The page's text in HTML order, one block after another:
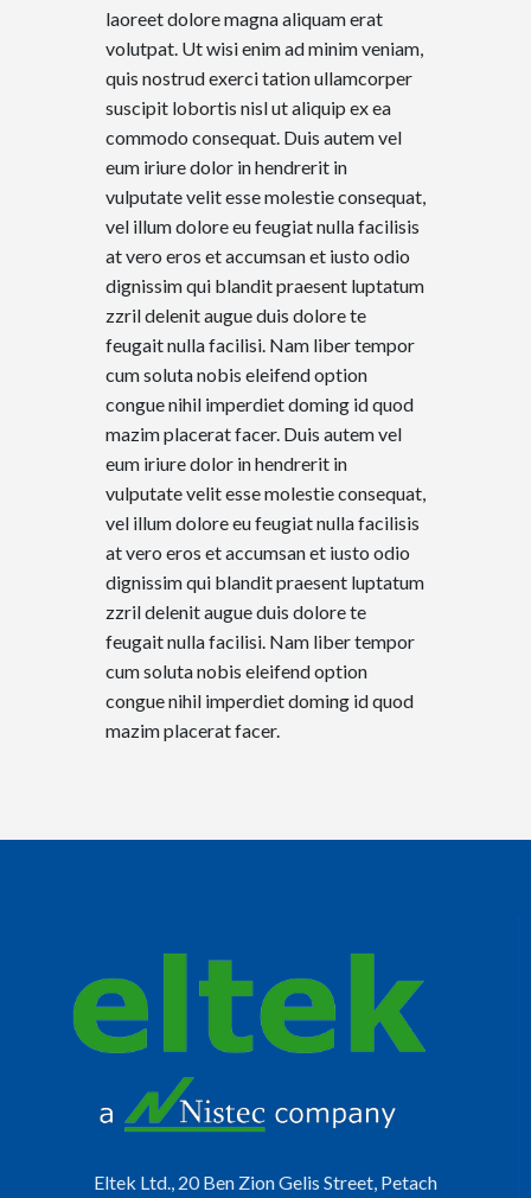
laoreet dolore magna aliquam erat
volutpat. Ut wisi enim ad minim veniam,
quis nostrud exerci tation ullamcorper
suscipit lobortis nisl ut aliquip ex ea
commodo consequat. Duis autem vel
eum iriure dolor in hendrerit in
vulputate velit esse molestie consequat,
vel illum dolore eu feugiat nulla facilisis
at vero eros et accumsan et iusto odio
dignissim qui blandit praesent luptatum
zzril delenit augue duis dolore te
feugait nulla facilisi. Nam liber tempor
cum soluta nobis eleifend option
congue nihil imperdiet doming id quod
mazim placerat facer. Duis autem vel
eum iriure dolor in hendrerit in
vulputate velit esse molestie consequat,
vel illum dolore eu feugiat nulla facilisis
at vero eros et accumsan et iusto odio
dignissim qui blandit praesent luptatum
zzril delenit augue duis dolore te
feugait nulla facilisi. Nam liber tempor
cum soluta nobis eleifend option
congue nihil imperdiet doming id quod
mazim placerat facer.
Eltek Ltd., 20 Ben Zion Gelis Street, Petach